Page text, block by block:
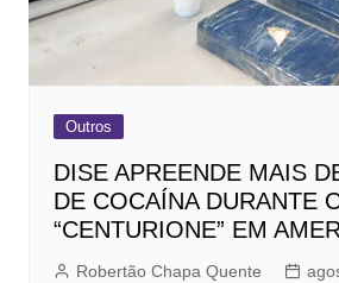
Outros
DISE APREENDE MAIS
DE COCAÍNA DURANTE
“CENTURIONE” EM
Robertão Chapa Quente